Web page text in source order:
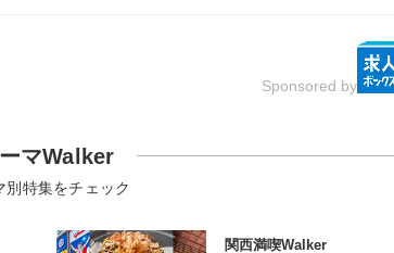
Sponsored by
マWalker
別特集をチェック
関西満喫Walker